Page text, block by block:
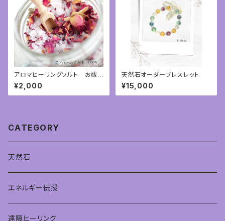
アロマヒーリングソルト お祓い
塩 ハーブヒーリングソルト
¥2,000
天然石オーダーブレスレット
¥15,000
CATEGORY
天然石
エネルギー伝授
遠隔ヒーリング